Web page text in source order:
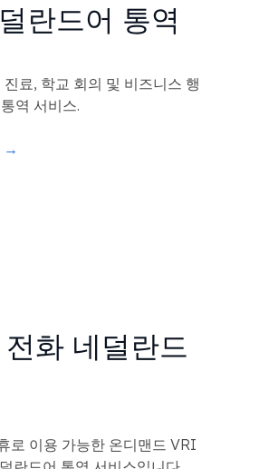
란드어 통역
료, 학교 회의 및 비즈니스 행
역 서비스.
→
화 네덜란드
로 이용 가능한 온디맨드 VRI